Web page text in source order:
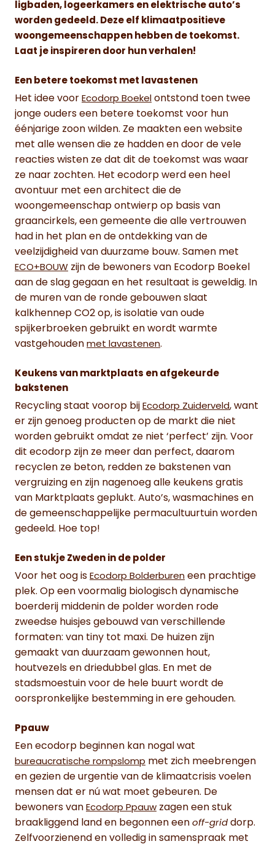
ligbaden, logeerkamers en elektrische auto’s
worden gedeeld. Deze elf klimaatpositieve
woongemeenschappen hebben de toekomst.
Laat je inspireren door hun verhalen!
Een betere toekomst met lavastenen
Het idee voor Ecodorp Boekel ontstond toen twee
jonge ouders een betere toekomst voor hun
éénjarige zoon wilden. Ze maakten een website
met alle wensen die ze hadden en door de vele
reacties wisten ze dat dit de toekomst was waar
ze naar zochten. Het ecodorp werd een heel
avontuur met een architect die de
woongemeenschap ontwierp op basis van
graancirkels, een gemeente die alle vertrouwen
had in het plan en de ontdekking van de
veelzijdigheid van duurzame bouw. Samen met
ECO+BOUW zijn de bewoners van Ecodorp Boekel
aan de slag gegaan en het resultaat is geweldig. In
de muren van de ronde gebouwen slaat
kalkhennep CO2 op, is isolatie van oude
spijkerbroeken gebruikt en wordt warmte
vastgehouden met lavastenen.
Keukens van marktplaats en afgekeurde
bakstenen
Recycling staat voorop bij Ecodorp Zuiderveld, want
er zijn genoeg producten op de markt die niet
worden gebruikt omdat ze niet ‘perfect’ zijn. Voor
dit ecodorp zijn ze meer dan perfect, daarom
recyclen ze beton, redden ze bakstenen van
vergruizing en zijn nagenoeg alle keukens gratis
van Marktplaats geplukt. Auto’s, wasmachines en
de gemeenschappelijke permacultuurtuin worden
gedeeld. Hoe top!
Een stukje Zweden in de polder
Voor het oog is Ecodorp Bolderburen een prachtige
plek. Op een voormalig biologisch dynamische
boerderij middenin de polder worden rode
zweedse huisjes gebouwd van verschillende
formaten: van tiny tot maxi. De huizen zijn
gemaakt van duurzaam gewonnen hout,
houtvezels en driedubbel glas. En met de
stadsmoestuin voor de hele buurt wordt de
oorspronkelijke bestemming in ere gehouden.
Ppauw
Een ecodorp beginnen kan nogal wat
bureaucratische rompslomp met zich meebrengen
en gezien de urgentie van de klimaatcrisis voelen
mensen dat er nú wat moet gebeuren. De
bewoners van Ecodorp Ppauw zagen een stuk
braakliggend land en begonnen een off-grid dorp.
Zelfvoorzienend en volledig in samenspraak met